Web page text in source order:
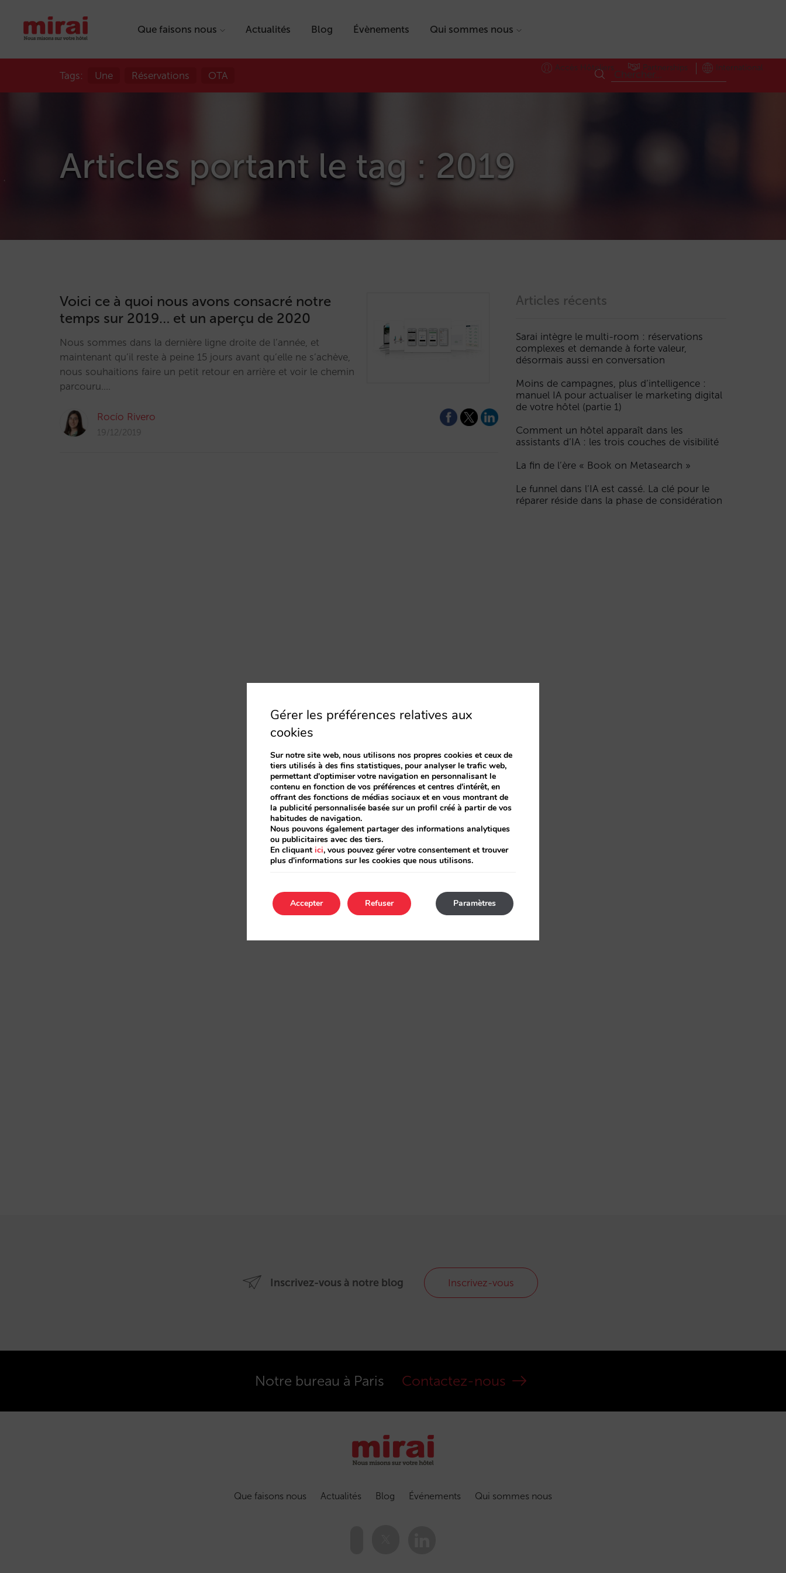
Que faisons nous Actualités Blog Évènements Qui sommes nous
Accès Hôteliers Partnerships International
Tags: Une Réservations OTA
Articles portant le tag : 2019
Voici ce à quoi nous avons consacré notre
temps sur 2019… et un aperçu de 2020
Nous sommes dans la dernière ligne droite de l’année, et
maintenant qu’il reste à peine 15 jours avant qu’elle ne s’achève,
nous souhaitions faire un petit retour en arrière et voir le chemin
parcouru.…
Rocío Rivero
19/12/2019
Articles récents
Sarai intègre le multi-room : réservations
complexes et demande à forte valeur,
désormais aussi en conversation
Moins de campagnes, plus d’intelligence :
manuel IA pour actualiser le marketing digital
de votre hôtel (partie 1)
Comment un hôtel apparaît dans les
assistants d’IA : les trois couches de visibilité
La fin de l’ère « Book on Metasearch »
Le funnel dans l’IA est cassé. La clé pour le
réparer réside dans la phase de considération
Inscrivez-vous à notre blog Inscrivez-vous
Notre bureau à Paris Contactez-nous
Que faisons nous Actualités Blog Événements Qui sommes nous
Gérer les préférences relatives aux
cookies
Sur notre site web, nous utilisons nos propres cookies et ceux de
tiers utilisés à des fins statistiques, pour analyser le trafic web,
permettant d'optimiser votre navigation en personnalisant le
contenu en fonction de vos préférences et centres d'intérêt, en
offrant des fonctions de médias sociaux et en vous montrant de
la publicité personnalisée basée sur un profil créé à partir de vos
habitudes de navigation.
Nous pouvons également partager des informations analytiques
ou publicitaires avec des tiers.
En cliquant ici, vous pouvez gérer votre consentement et trouver
plus d'informations sur les cookies que nous utilisons.
Accepter Paramètres
Refuser